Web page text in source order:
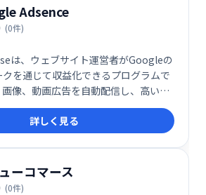
Adsence
(0件)
は、ウェブサイト運営者がGoogleの
を通じて収益化できるプログラムで
像、動画広告を自動配信し、高いク
リック率を実現します。サイトのコン
に最適化された広告表示で、効率的
ートします。
詳しく見る
ーコマース
(0件)